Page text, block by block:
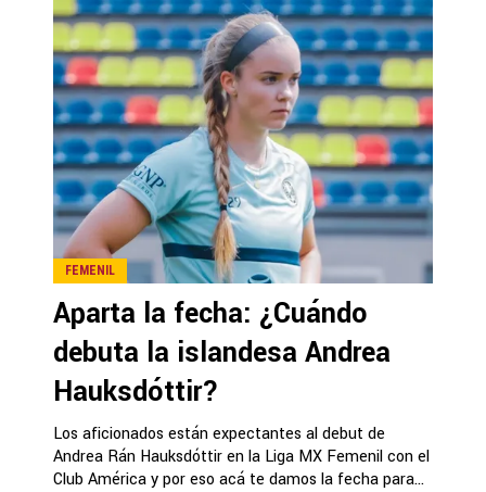
FEMENIL
Aparta la fecha: ¿Cuándo
debuta la islandesa Andrea
Hauksdóttir?
Los aficionados están expectantes al debut de
Andrea Rán Hauksdóttir en la Liga MX Femenil con el
Club América y por eso acá te damos la fecha para...